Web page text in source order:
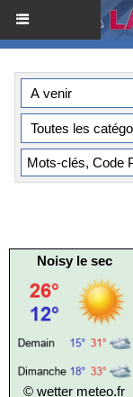
Noisy le sec
© wetter meteo.fr